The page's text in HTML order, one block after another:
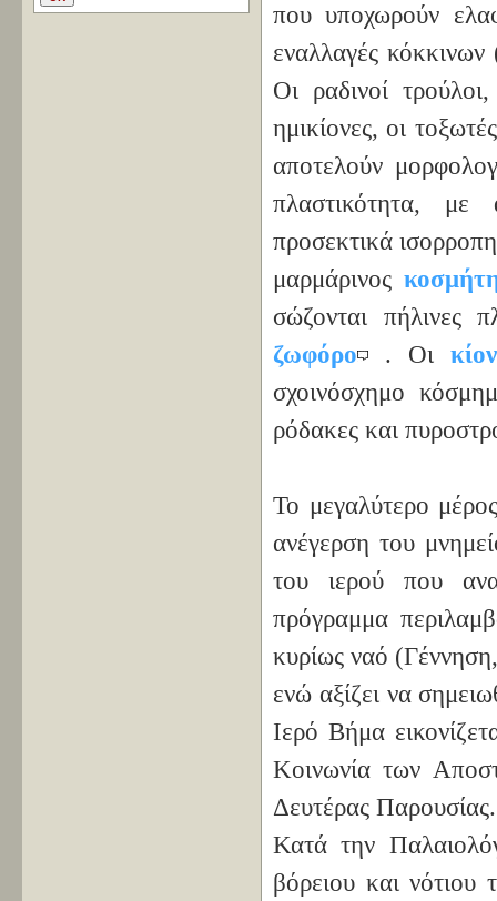
που υποχωρούν
εναλλαγές κόκκινων
Οι ραδινοί
ημικίονες, οι
αποτελούν
πλαστικότητα,
προσεκτικά
μαρμάρινος
σώζονται πήλινες
ζωφόρο
. Οι
σχοινόσχημο
ρόδακες και
Το μεγαλύτερο
ανέγερση του
του ιερού που
πρόγραμμα
κυρίως ναό
ενώ αξίζει να
Ιερό Βήμα
Κοινωνία των
Δευτέρας Παρουσίας.
Κατά την
βόρειου και νότιου